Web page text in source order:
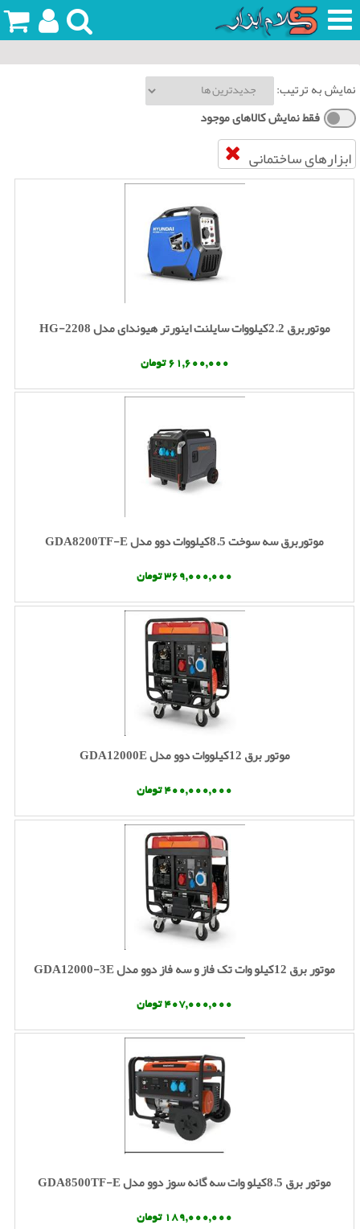
نمایش به ترتیب:
فقط نمایش کالاهای موجود
ابزارهای ساختمانی
موتوربرق 2.2کیلووات سایلنت اینورتر هیوندای مدل HG-2208
61,600,000 تومان
موتوربرق سه سوخت 8.5کیلووات دوو مدل GDA8200TF-E
369,000,000 تومان
موتور برق 12کیلووات دوو مدل GDA12000E
400,000,000 تومان
موتور برق 12کیلو وات تک فاز و سه فاز دوو مدل GDA12000-3E
407,000,000 تومان
موتور برق 8.5کیلو وات سه گانه سوز دوو مدل GDA8500TF-E
189,000,000 تومان